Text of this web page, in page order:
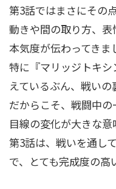
第3話ではまさにその
動きや間の取り方、
本気度が伝わってきま
特に『マリッジトキ
えているぶん、戦いの
だからこそ、戦闘中
目線の変化が大きな意
第3話は、戦いを通し
で、とても完成度の高